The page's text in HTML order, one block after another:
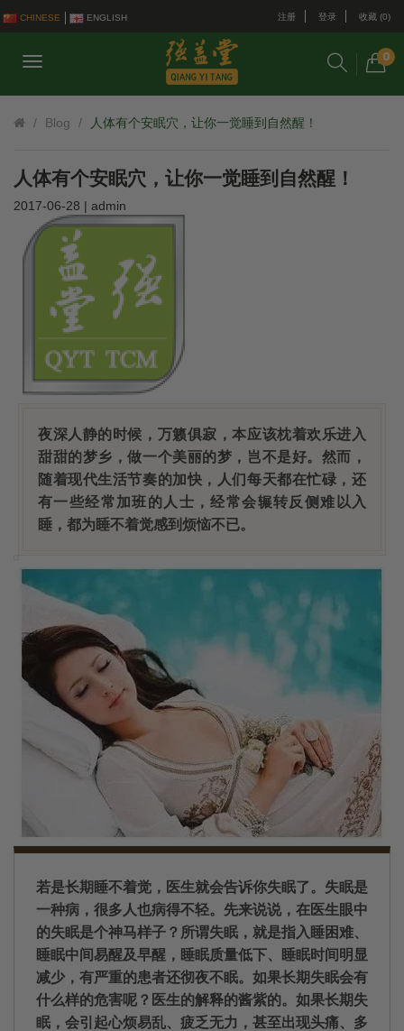
CHINESE ENGLISH 注册 登录 收藏 (0)
0
Blog 人体有个安眠穴，让你一觉睡到自然醒！
人体有个安眠穴，让你一觉睡到自然醒！
2017-06-28 | admin
夜深人静的时候，万籁俱寂，本应该枕着欢乐进入
甜甜的梦乡，做一个美丽的梦，岂不是好。然而，
随着现代生活节奏的加快，人们每天都在忙碌，还
有一些经常加班的人士，经常会辗转反侧难以入
睡，都为睡不着觉感到烦恼不已。
若是长期睡不着觉，医生就会告诉你失眠了。失眠是
一种病，很多人也病得不轻。先来说说，在医生眼中
的失眠是个神马样子？所谓失眠，就是指入睡困难、
睡眠中间易醒及早醒，睡眠质量低下、睡眠时间明显
减少，有严重的患者还彻夜不眠。如果长期失眠会有
什么样的危害呢？医生的解释的酱紫的。如果长期失
眠，会引起心烦易乱、疲乏无力，甚至出现头痛、多